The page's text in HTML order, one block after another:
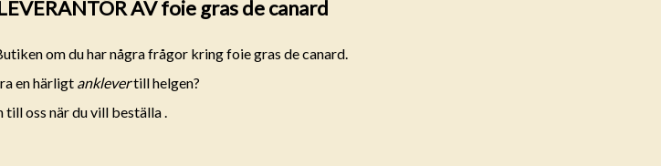
AV foie gras de canard
om du har några frågor kring foie gras de canard.
en härligt anklevertill helgen?
oss när du vill beställa .